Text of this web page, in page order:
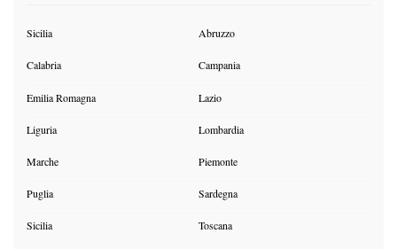
Sicilia Abruzzo
Calabria Campania
Emilia Romagna Lazio
Liguria Lombardia
Marche Piemonte
Puglia Sardegna
Sicilia Toscana